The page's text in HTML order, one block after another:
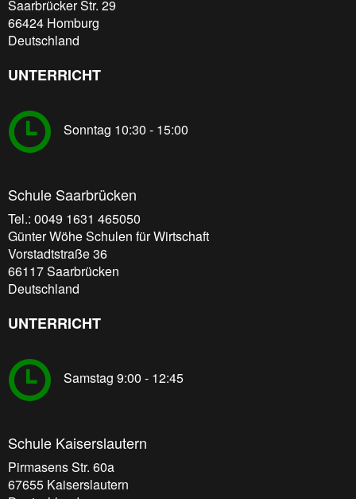
Saarbrücker Str. 29
66424 Homburg
Deutschland
UNTERRICHT
Sonntag 10:30 - 15:00
Schule Saarbrücken
Tel.: 0049 1631 465050
Günter Wöhe Schulen für Wirtschaft
Vorstadtstraße 36
66117Saarbrücken
Deutschland
UNTERRICHT
Samstag 9:00 - 12:45
Schule Kaiserslautern
Pirmasens Str. 60a
67655 Kaiserslautern